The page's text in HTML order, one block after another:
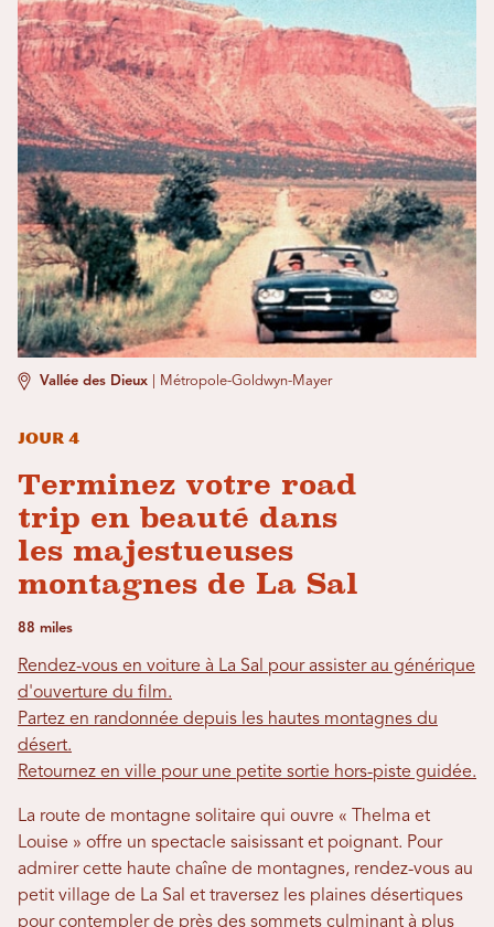
Vallée des Dieux Métropole-Goldwyn-Mayer
Jour 4
Terminez votre road
trip en beauté dans
les majestueuses
montagnes de La Sal
88 miles
Rendez-vous en voiture à La Sal pour assister au générique
d'ouverture du film.
Partez en randonnée depuis les hautes montagnes du
désert.
Retournez en ville pour une petite sortie hors-piste guidée.
La route de montagne solitaire qui ouvre « Thelma et
Louise » offre un spectacle saisissant et poignant. Pour
admirer cette haute chaîne de montagnes, rendez-vous au
petit village de La Sal et traversez les plaines désertiques
pour contempler de près des sommets culminant à plus